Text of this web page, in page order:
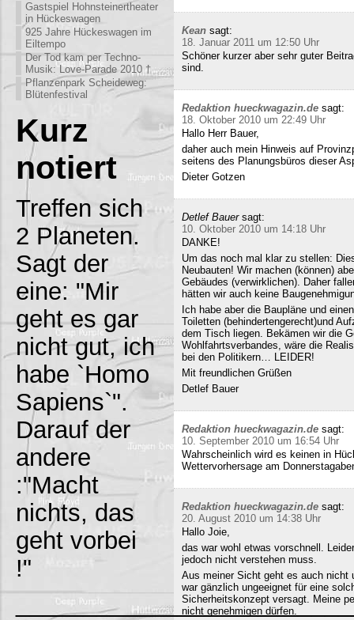
Gastspiel Hohnsteinertheater
in Hückeswagen
925 Jahre Hückeswagen im
Eiltempo
Der Tod kam per Techno-
Musik: Love-Parade 2010 †
Pflanzenpark Scheideweg:
Blütenfestival
Kurz
notiert
Treffen sich
2 Planeten.
Sagt der
eine: "Mir
geht es gar
nicht gut, ich
habe `Homo
Sapiens`".
Darauf der
andere
:"Macht
nichts, das
geht vorbei
!"
Kean sagt:
18. Januar 2011 um 12:50 Uhr
Schöner kurzer aber sehr guter
sind.
Redaktion hueckwagazin.de sagt:
18. Oktober 2010 um 22:49 Uhr
Hallo Herr Bauer,
daher auch mein Hinweis auf
seitens des Planungsbüros dieser
Dieter Gotzen
Detlef Bauer sagt:
10. Oktober 2010 um 14:18 Uhr
DANKE!
Um das noch mal klar zu stellen:
Neubauten! Wir machen (können)
Gebäudes (verwirklichen). Daher
hätten wir auch keine
Ich habe aber die Baupläne und
Toiletten (behindertengerecht)und
dem Tisch liegen. Bekämen wir die
Wohlfahrtsverbandes, wäre die
bei den Politikern… LEIDER!
Mit freundlichen Grüßen
Detlef Bauer
Redaktion hueckwagazin.de sagt:
10. September 2010 um 16:54 Uhr
Wahrscheinlich wird es keinen in
Wettervorhersage am
Redaktion hueckwagazin.de sagt:
20. August 2010 um 14:38 Uhr
Hallo Joie,
das war wohl etwas vorschnell.
jedoch nicht verstehen muss.
Aus meiner Sicht geht es auch nicht
war gänzlich ungeeignet für eine
Sicherheitskonzept versagt. Meine
nicht genehmigen dürfen.